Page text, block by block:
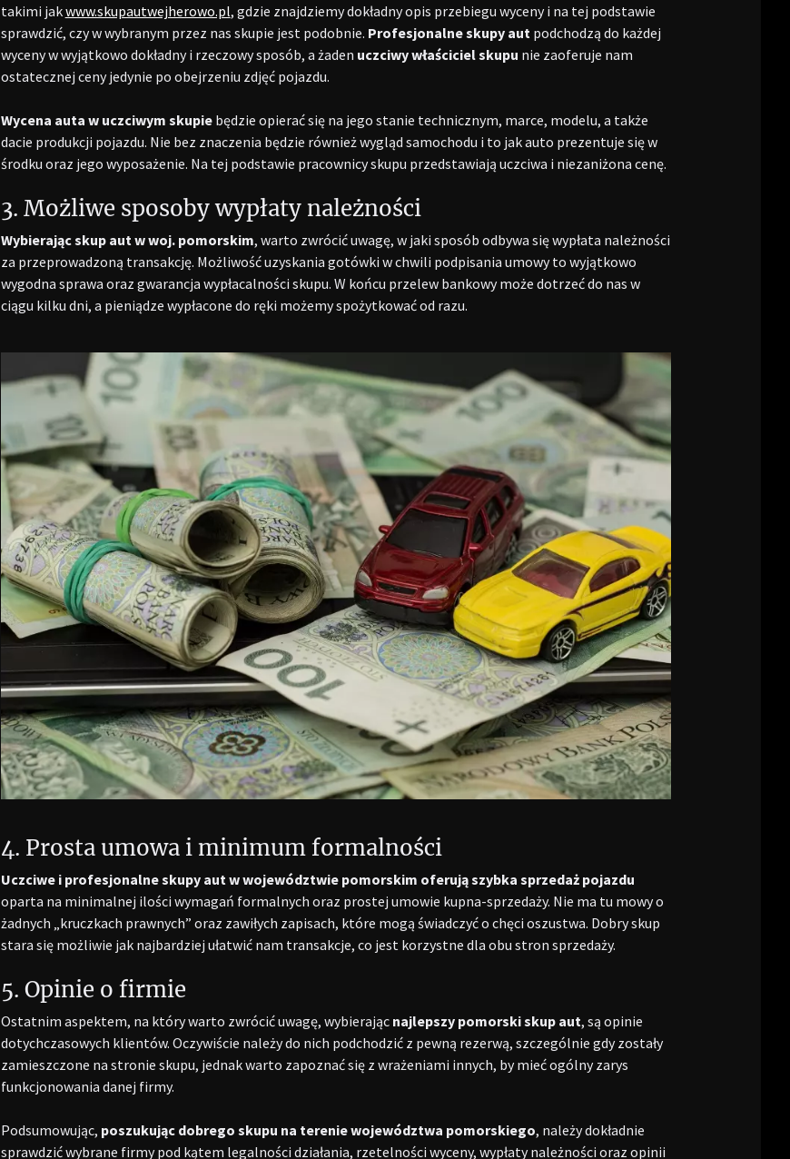
takimi jakwww.skupautwejherowo.pl, gdzie znajdziemy dokładny opis przebiegu wyceny i na tej podstawie
sprawdzić, czy w wybranym przez nas skupie jest podobnie. Profesjonalne skupy aut podchodzą do każdej
wyceny w wyjątkowo dokładny i rzeczowy sposób, a żaden uczciwy właściciel skupu nie zaoferuje nam
ostatecznej ceny jedynie po obejrzeniu zdjęć pojazdu.
Wycena auta w uczciwym skupie będzie opierać się na jego stanie technicznym, marce, modelu, a także
dacie produkcji pojazdu. Nie bez znaczenia będzie również wygląd samochodu i to jak auto prezentuje się w
środku oraz jego wyposażenie. Na tej podstawie pracownicy skupu przedstawiają uczciwa i niezaniżona cenę.
3. Możliwe sposoby wypłaty należności
Wybierając skup aut w woj. pomorskim, warto zwrócić uwagę, w jaki sposób odbywa się wypłata należności
za przeprowadzoną transakcję. Możliwość uzyskania gotówki w chwili podpisania umowy to wyjątkowo
wygodna sprawa oraz gwarancja wypłacalności skupu. W końcu przelew bankowy może dotrzeć do nas w
ciągu kilku dni, a pieniądze wypłacone do ręki możemy spożytkować od razu.
4. Prosta umowa i minimum formalności
Uczciwe i profesjonalne skupy aut w województwie pomorskim oferują szybka sprzedaż pojazdu
oparta na minimalnej ilości wymagań formalnych oraz prostej umowie kupna-sprzedaży. Nie ma tu mowy o
żadnych „kruczkach prawnych” oraz zawiłych zapisach, które mogą świadczyć o chęci oszustwa. Dobry skup
stara się możliwie jak najbardziej ułatwić nam transakcje, co jest korzystne dla obu stron sprzedaży.
5. Opinie o firmie
Ostatnim aspektem, na który warto zwrócić uwagę, wybierając najlepszy pomorski skup aut, są opinie
dotychczasowych klientów. Oczywiście należy do nich podchodzić z pewną rezerwą, szczególnie gdy zostały
zamieszczone na stronie skupu, jednak warto zapoznać się z wrażeniami innych, by mieć ogólny zarys
funkcjonowania danej firmy.
Podsumowując, poszukując dobrego skupu na terenie województwa pomorskiego, należy dokładnie
sprawdzić wybrane firmy pod kątem legalności działania, rzetelności wyceny, wypłaty należności oraz opinii